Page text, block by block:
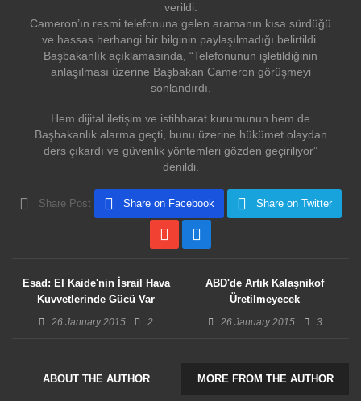
verildi.
Cameron’ın resmi telefonuna gelen aramanın kısa sürdüğü
ve hassas herhangi bir bilginin paylaşılmadığı belirtildi.
Başbakanlık açıklamasında, “Telefonunun işletildiğinin
anlaşılması üzerine Başbakan Cameron görüşmeyi
sonlandırdı.
Hem dijital iletişim ve istihbarat kurumunun hem de
Başbakanlık alarma geçti, bunu üzerine hükümet olaydan
ders çıkardı ve güvenlik yöntemleri gözden geçiriliyor”
denildi.
Share Post Share on Facebook Share on Twitter
Esad: El Kaide'nin İsrail Hava
Kuvvetlerinde Gücü Var
26 January 2015 2
ABD'de Artık Kalaşnikof
Üretilmeyecek
26 January 2015 3
ABOUT THE AUTHOR MORE FROM THE AUTHOR